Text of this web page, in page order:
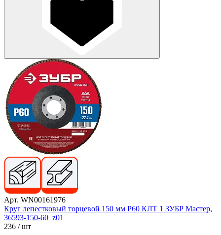
Арт. WN00161976
Круг лепестковый торцевой 150 мм Р60 КЛТ 1 ЗУБР Мастер,
36593-150-60_z01
236 / шт